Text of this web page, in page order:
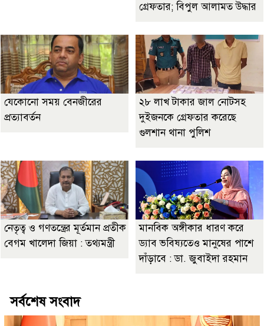
গ্রেফতার; বিপুল আলামত উদ্ধার
যেকোনো সময় বেনজীরের
প্রত্যাবর্তন
২৮ লাখ টাকার জাল নোটসহ
দুইজনকে গ্রেফতার করেছে
গুলশান থানা পুলিশ
নেতৃত্ব ও গণতন্ত্রের মূর্তমান প্রতীক
বেগম খালেদা জিয়া : তথ্যমন্ত্রী
মানবিক অঙ্গীকার ধারণ করে
ড্যাব ভবিষ্যতেও মানুষের পাশে
দাঁড়াবে : ডা. জুবাইদা রহমান
সর্বশেষ সংবাদ